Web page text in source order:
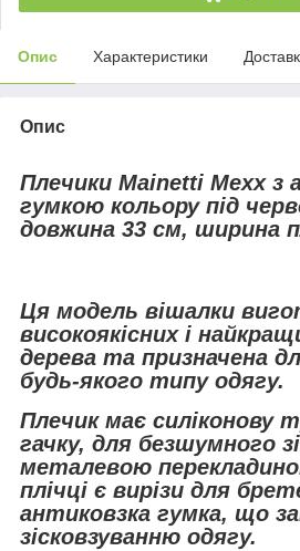
Опис Характеристики
Опис
Плечики Mainetti Mexx з
гумкою кольору під
довжина 33 см, ширина
Ця модель вішалки
високоякісних і
дерева та призначена
будь-якого типу одягу.
Плечик має силіконову
гачку, для безшумного
металевою
плічці є вирізи для
антиковзка гумка, що
зісковзуванню одягу.